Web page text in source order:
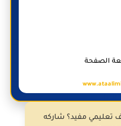
الصفحة
تعليمي مفيد؟ شاركه